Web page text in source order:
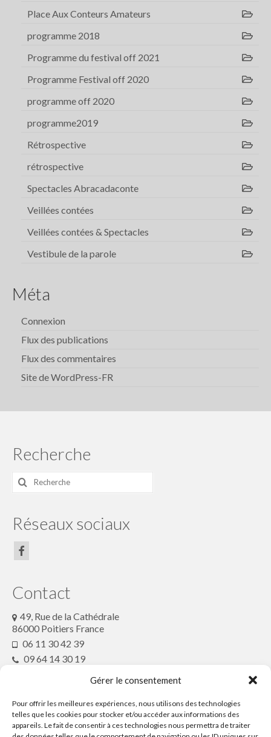
Gérer le consentement
Pour offrir les meilleures expériences, nous utilisons des technologies
telles que les cookies pour stocker et/ou accéder aux informations des
appareils. Le fait de consentir à ces technologies nous permettra de traiter
Place Aux Conteurs Amateurs
programme 2018
Programme du festival off 2021
Programme Festival off 2020
programme off 2020
programme2019
Rétrospective
rétrospective
Spectacles Abracadaconte
Veillées contées
Veillées contées & Spectacles
Vestibule de la parole
Méta
Connexion
Flux des publications
Flux des commentaires
Site de WordPress-FR
Recherche
Rechercher
Réseaux sociaux
Contact
49, Rue de la Cathédrale
86000 Poitiers France
06 11 30 42 39
09 64 14 30 19
Partenaires